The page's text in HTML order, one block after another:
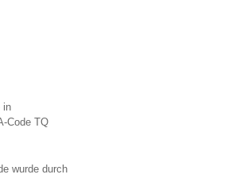
in
Code TQ
wurde durch